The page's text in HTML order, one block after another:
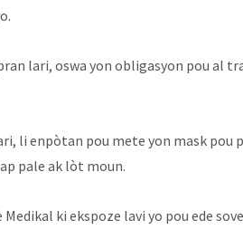
lari, oswa yon obligasyon pou al
li enpòtan pou mete yon mask
pale ak lòt moun.
ki ekspoze lavi yo pou ede